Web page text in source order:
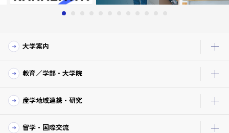
大学案内
教育／学部・大学院
産学地域連携・研究
留学・国際交流